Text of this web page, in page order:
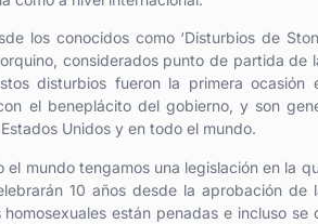
los conocidos como ‘Disturbios de
considerados punto de partida de
disturbios fueron la primera
el beneplácito del gobierno, y son
Unidos y en todo el mundo.
mundo tengamos una legislación en la
10 años desde la aprobación
están penadas e incluso